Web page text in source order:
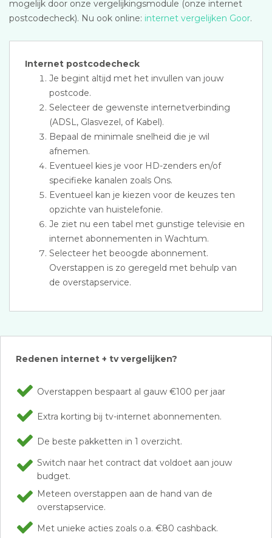
mogelijk door onze vergelijkingsmodule (onze internet
postcodecheck). Nu ook online: internet vergelijken Goor.
Internet postcodecheck
Je begint altijd met het invullen van jouw
postcode.
Selecteer de gewenste internetverbinding
(ADSL, Glasvezel, of Kabel).
Bepaal de minimale snelheid die je wil
afnemen.
Eventueel kies je voor HD-zenders en/of
specifieke kanalen zoals Ons.
Eventueel kan je kiezen voor de keuzes ten
opzichte van huistelefonie.
Je ziet nu een tabel met gunstige televisie en
internet abonnementen in Wachtum.
Selecteer het beoogde abonnement.
Overstappen is zo geregeld met behulp van
de overstapservice.
Redenen internet + tv vergelijken?
Overstappen bespaart al gauw €100 per jaar
Extra korting bij tv-internet abonnementen.
De beste pakketten in 1 overzicht.
Switch naar het contract dat voldoet aan jouw
budget.
Meteen overstappen aan de hand van de
overstapservice.
Met unieke acties zoals o.a. €80 cashback.